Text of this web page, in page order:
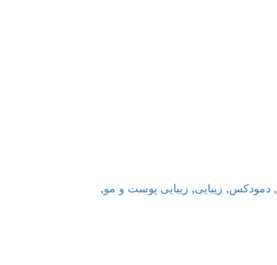
, دمودکس, زیبایی, زیبایی پوست و مو,